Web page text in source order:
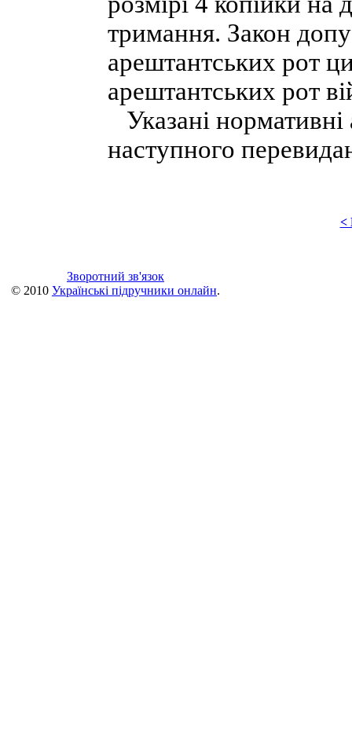
тримання. Закон
арештантських рот
арештантських рот
Указані нормативні
наступного
<
Зворотний зв'язок
© 2010 Українські підручники онлайн.